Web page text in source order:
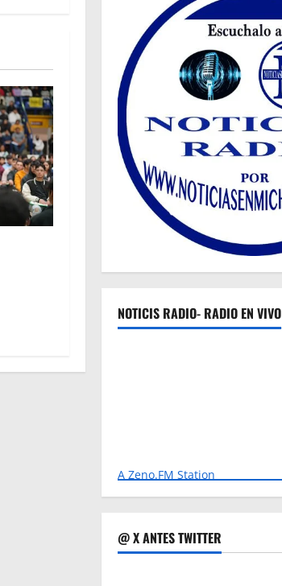
NOTICIS RADIO- RADIO EN VIVO
A Zeno.FM Station
@ X ANTES TWITTER